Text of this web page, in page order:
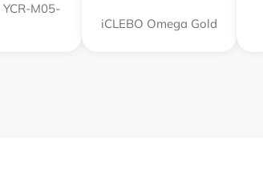
M05-
iCLEBO Omega Gold